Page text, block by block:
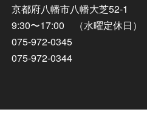
京都府八幡市八幡大芝52-1
9:30〜17:00 （水曜定休日）
075-972-0345
075-972-0344